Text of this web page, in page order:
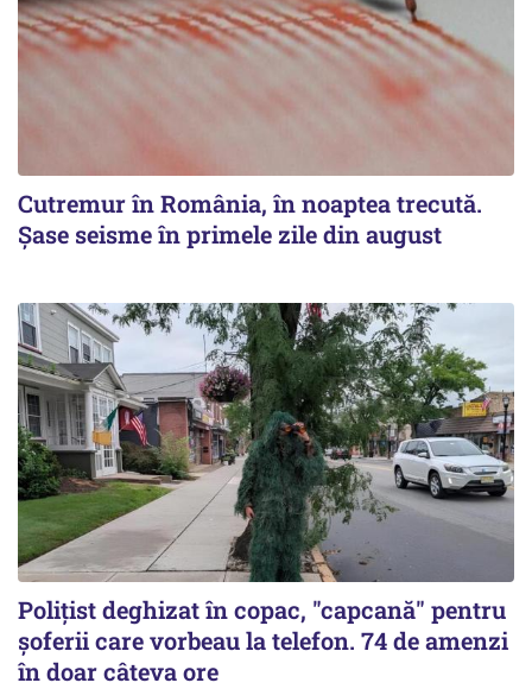
Cutremur în România, în noaptea trecută.
Șase seisme în primele zile din august
Polițist deghizat în copac, "capcană" pentru
șoferii care vorbeau la telefon. 74 de amenzi
în doar câteva ore